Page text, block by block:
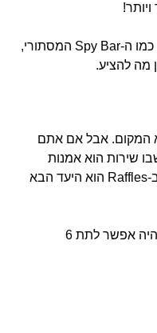
הצצה חטופה לברים הנוספים במלון, כמו ה-Spy Bar המסתורי,
מה להציע.
המקום. אבל אם אתם
שירות הוא אמנות
והעיצוב הוא היסטוריה חיה – הספא ב-Raffles הוא היעד הבא
5 מתוך 5. אם היה אפשר לתת 6